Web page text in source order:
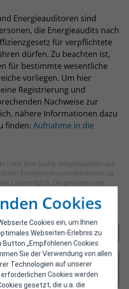
Cookies
Cookies ein, um Ihnen
Webseiten-Erlebnis zu
Button „Empfohlenen Cookies
Sie der Verwendung von allen
Technologien auf unserer
Cookies werden
gesetzt, die u.a. die
Energieauditoren sind
die Energieaudits nach
für verpflichtete
dürfen. Zu beachten ist,
für bestimmte wesentliche
vorliegen. Um hier
Registrierung und
Nachweise zur
nähere Informationen dazu
finden: Aufnahme in die
Liste: Eine Suche, beispielsweise nach
Energieverbrauchsbereichen, ist
Liste möglich. Die gesamte oder
Tabelle heruntergeladen werden.